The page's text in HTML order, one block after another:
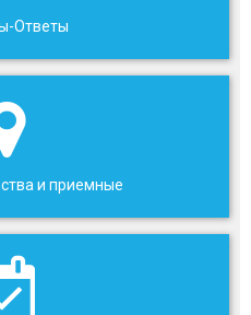
Ответы
и приемные